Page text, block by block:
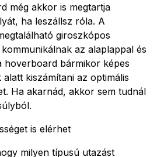
még akkor is megtartja
ha leszállsz róla. A
giroszkópos
az alaplappal és
hoverboard bármikor képes
kiszámítani az optimális
Ha akarnád, akkor sem tudnál
is elérhet
milyen típusú utazást